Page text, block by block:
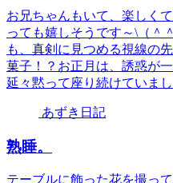
お兄ちゃんもいて、楽しく
っても嬉しそうです～\（＾
も、真剣に見つめる視線の
菓子！？お正月は、誘惑が
延々黙って座り続けていま
あずき日記
熟睡。
テーブルに飾った花を撮っ